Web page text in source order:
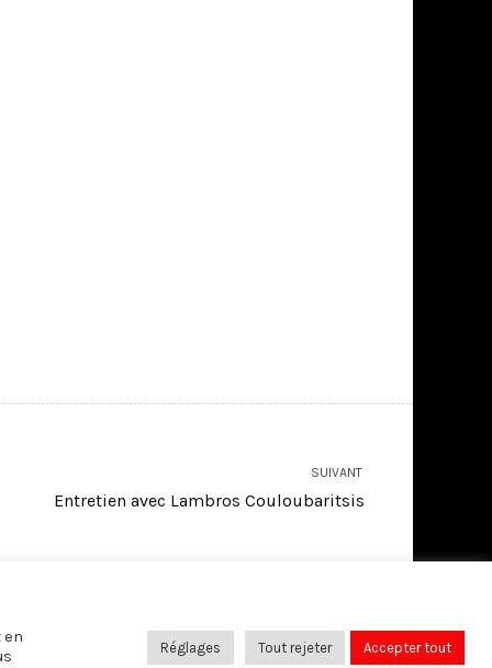
SUIVANT
Entretien avec Lambros Couloubaritsis
SUIVEZ-NOUS SUR:
en
Réglages Tout rejeter Accepter tout